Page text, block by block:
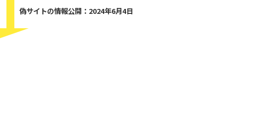
偽サイトの情報公開：2024年6月4日